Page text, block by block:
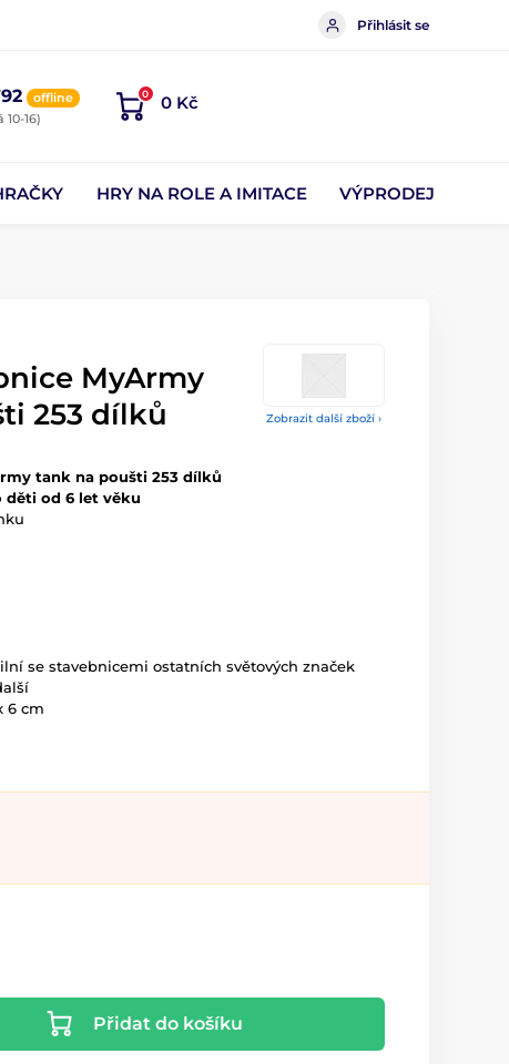
Přihlásit se
offline
10-16)
0 0 Kč
HRY NA ROLE A IMITACE VÝPRODEJ
Zobrazit další zboží ›
MyArmy
253 dílků
tank na poušti 253 dílků
děti od 6 let věku
se stavebnicemi ostatních světových značek
6 cm
Přidat do košíku